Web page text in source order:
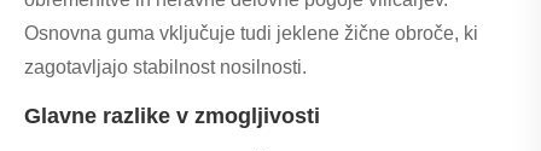
Osnovna guma vključuje tudi jeklene žične obroče, ki
zagotavljajo stabilnost nosilnosti.
Glavne razlike v zmogljivosti